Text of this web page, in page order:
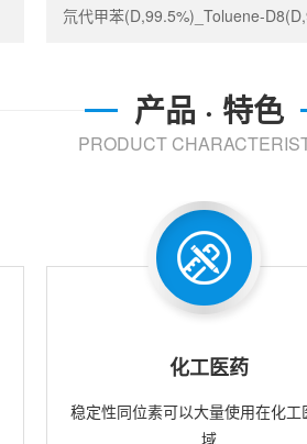
氘代甲苯(D,99.5%)_Toluene-
产品 · 特色
PRODUCT
化工医药
稳定性同位素可以大量使用在化工
域